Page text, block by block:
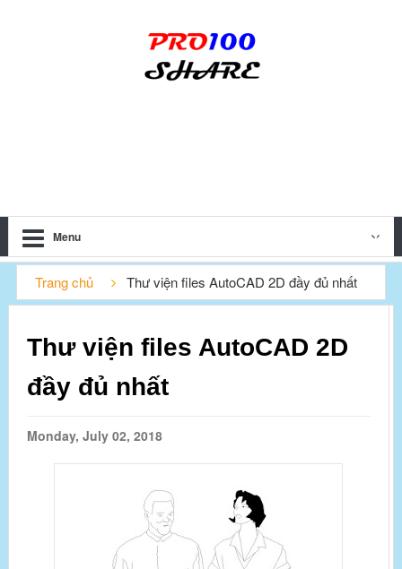
Menu
Trang chủ Thư viện files AutoCAD 2D đầy đủ nhất
Thư viện files AutoCAD 2D
đầy đủ nhất
Monday, July 02, 2018